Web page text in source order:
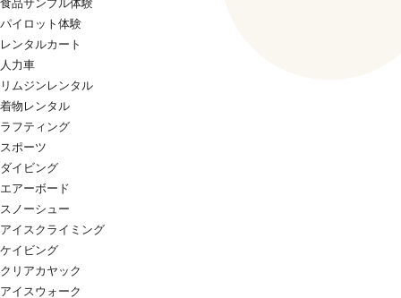
食品サンプル体験
パイロット体験
レンタルカート
人力車
リムジンレンタル
着物レンタル
ラフティング
スポーツ
ダイビング
エアーボード
スノーシュー
アイスクライミング
ケイビング
クリアカヤック
アイスウォーク